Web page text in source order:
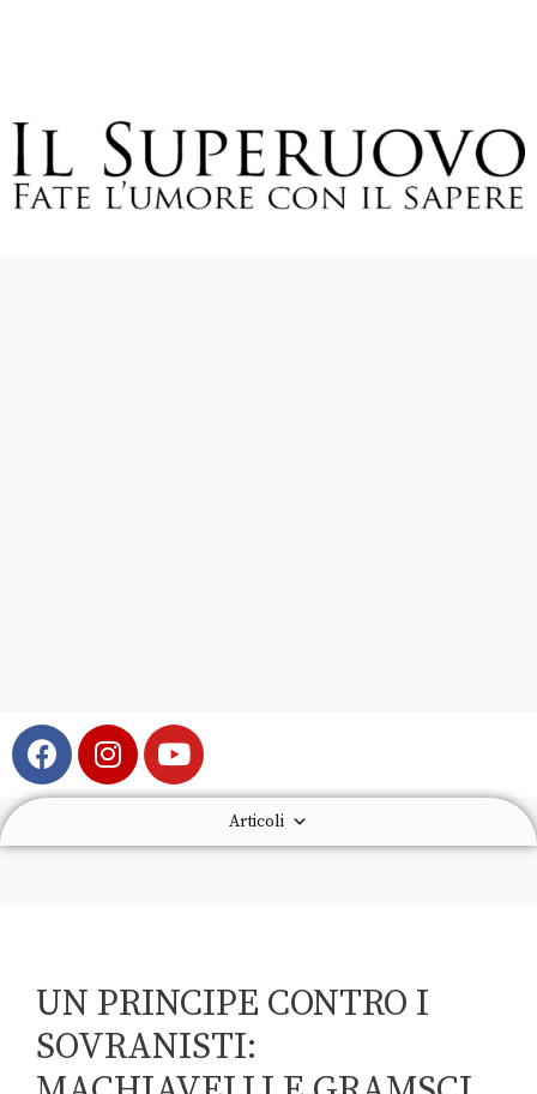
Articoli
UN PRINCIPE CONTRO I
SOVRANISTI: